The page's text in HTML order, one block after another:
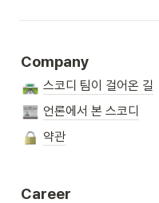
Company
스코디 팀이 걸어온 길
언론에서 본 스코디
약관
Career